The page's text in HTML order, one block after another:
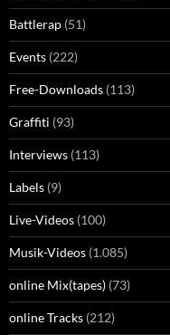
Battlerap (51)
Events (222)
Free-Downloads (113)
Graffiti (93)
Interviews (113)
Labels (9)
Live-Videos (100)
Musik-Videos (1.085)
online Mix(tapes) (73)
online Tracks (212)